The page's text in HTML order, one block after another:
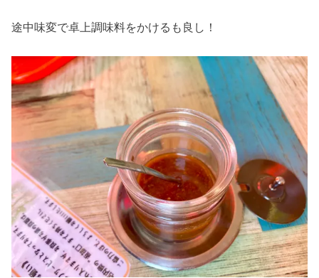
途中味変で卓上調味料をかけるも良し！